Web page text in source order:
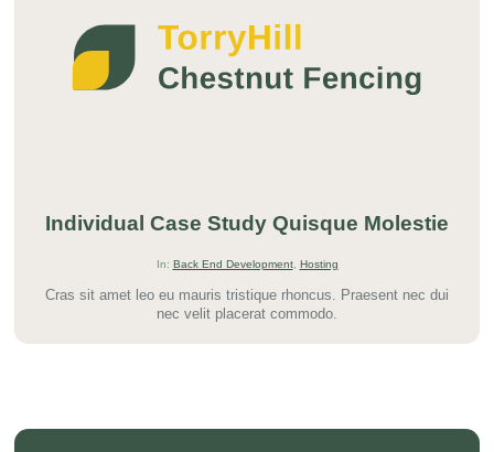
Individual Case Study Quisque Molestie
In: Back End Development, Hosting
Cras sit amet leo eu mauris tristique rhoncus. Praesent nec dui
nec velit placerat commodo.